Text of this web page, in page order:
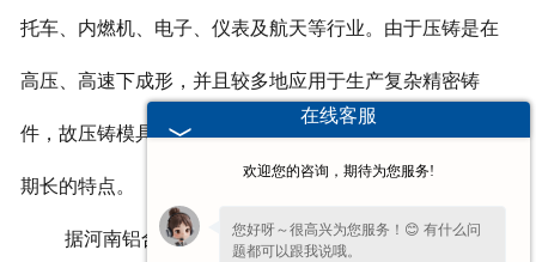
托车、内燃机、电子、仪表及航天等行业。由于压铸是在
高压、高速下成形，并且较多地应用于生产复杂精密铸
件，故压铸模具有复杂、要求高,设计及制造工作量大、周
期长的特点。
据河南铝合金压铸件技术人员介绍，目前铝合金压铸
在线客服
欢迎您的咨询，期待为您服务!
您好呀～很高兴为您服务！😊 有什么问
题都可以跟我说哦。